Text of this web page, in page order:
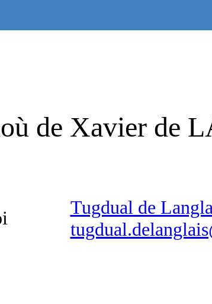
de Xavier de
Tugdual de